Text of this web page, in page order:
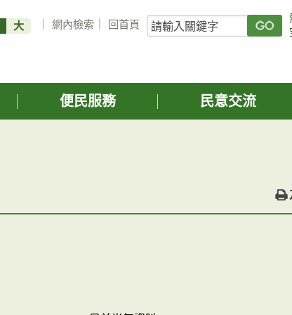
大 ｜網內檢索 回首頁
關
鍵
詢
便民服務 民意交流